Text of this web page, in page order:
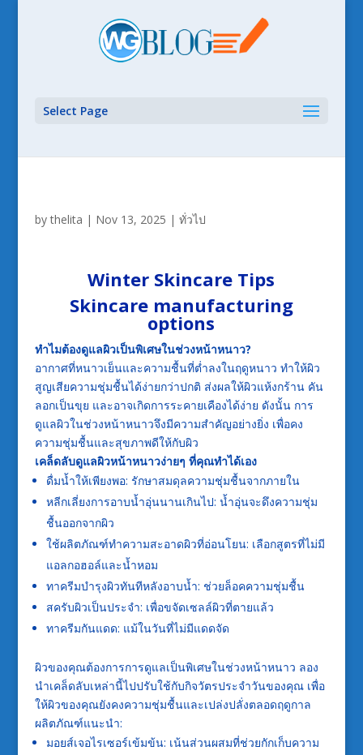
Select Page
bythelita | Nov 13, 2025 | ทั่วไป
Winter Skincare Tips
Skincare manufacturing
options
ทำไมต้องดูแลผิวเป็นพิเศษในช่วงหน้าหนาว?
อากาศที่หนาวเย็นและความชื้นที่ต่ำลงในฤดูหนาว ทำให้ผิว
สูญเสียความชุ่มชื้นได้ง่ายกว่าปกติ ส่งผลให้ผิวแห้งกร้าน คัน
ลอกเป็นขุย และอาจเกิดการระคายเคืองได้ง่าย ดังนั้น การ
ดูแลผิวในช่วงหน้าหนาวจึงมีความสำคัญอย่างยิ่ง เพื่อคง
ความชุ่มชื้นและสุขภาพดีให้กับผิว
เคล็ดลับดูแลผิวหน้าหนาวง่ายๆ ที่คุณทำได้เอง
ดื่มน้ำให้เพียงพอ: รักษาสมดุลความชุ่มชื้นจากภายใน
หลีกเลี่ยงการอาบน้ำอุ่นนานเกินไป: น้ำอุ่นจะดึงความชุ่ม
ชื้นออกจากผิว
ใช้ผลิตภัณฑ์ทำความสะอาดผิวที่อ่อนโยน: เลือกสูตรที่ไม่มี
แอลกอฮอล์และน้ำหอม
ทาครีมบำรุงผิวทันทีหลังอาบน้ำ: ช่วยล็อคความชุ่มชื้น
สครับผิวเป็นประจำ: เพื่อขจัดเซลล์ผิวที่ตายแล้ว
ทาครีมกันแดด: แม้ในวันที่ไม่มีแดดจัด
ผิวของคุณต้องการการดูแลเป็นพิเศษในช่วงหน้าหนาว ลอง
นำเคล็ดลับเหล่านี้ไปปรับใช้กับกิจวัตรประจำวันของคุณ เพื่อ
ให้ผิวของคุณยังคงความชุ่มชื้นและเปล่งปลั่งตลอดฤดูกาล
ผลิตภัณฑ์แนะนำ:
มอยส์เจอไรเซอร์เข้มข้น: เน้นส่วนผสมที่ช่วยกักเก็บความ